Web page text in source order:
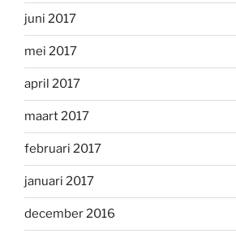
juni 2017
mei 2017
april 2017
maart 2017
februari 2017
januari 2017
december 2016